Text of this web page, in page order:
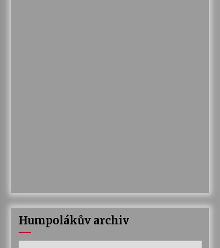
Humpolákův archiv